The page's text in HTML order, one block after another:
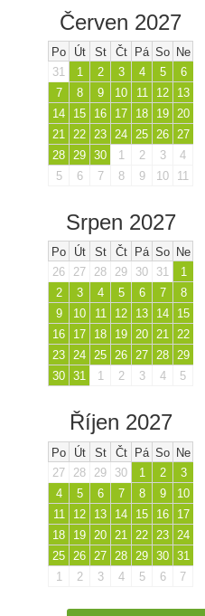
Červen 2027
Po Út St Čt Pá So Ne
31
1 2 3 4 5
6
7
8 9 10 11 12
13
14
15 16 17 18 19
20
21
22 23 24 25 26
27
28
29 30 1 2 3
4
5
6 7 8 9 10 11
Srpen 2027
Po Út St Čt Pá So Ne
26
27 28 29 30 31
1
2
3 4 5 6 7
8
9
10 11 12 13 14
15
16
17 18 19 20 21 22
23 24 25 26 27 28 29
30 31 1 2 3 4 5
Říjen 2027
Po Út St Čt Pá So Ne
27
28 29 30 1 2
3
4
5 6 7 8 9
10
11
12 13 14 15 16
17
18
19 20 21 22 23
24
25
26 27 28 29 30 31
1
2 3 4 5 6 7